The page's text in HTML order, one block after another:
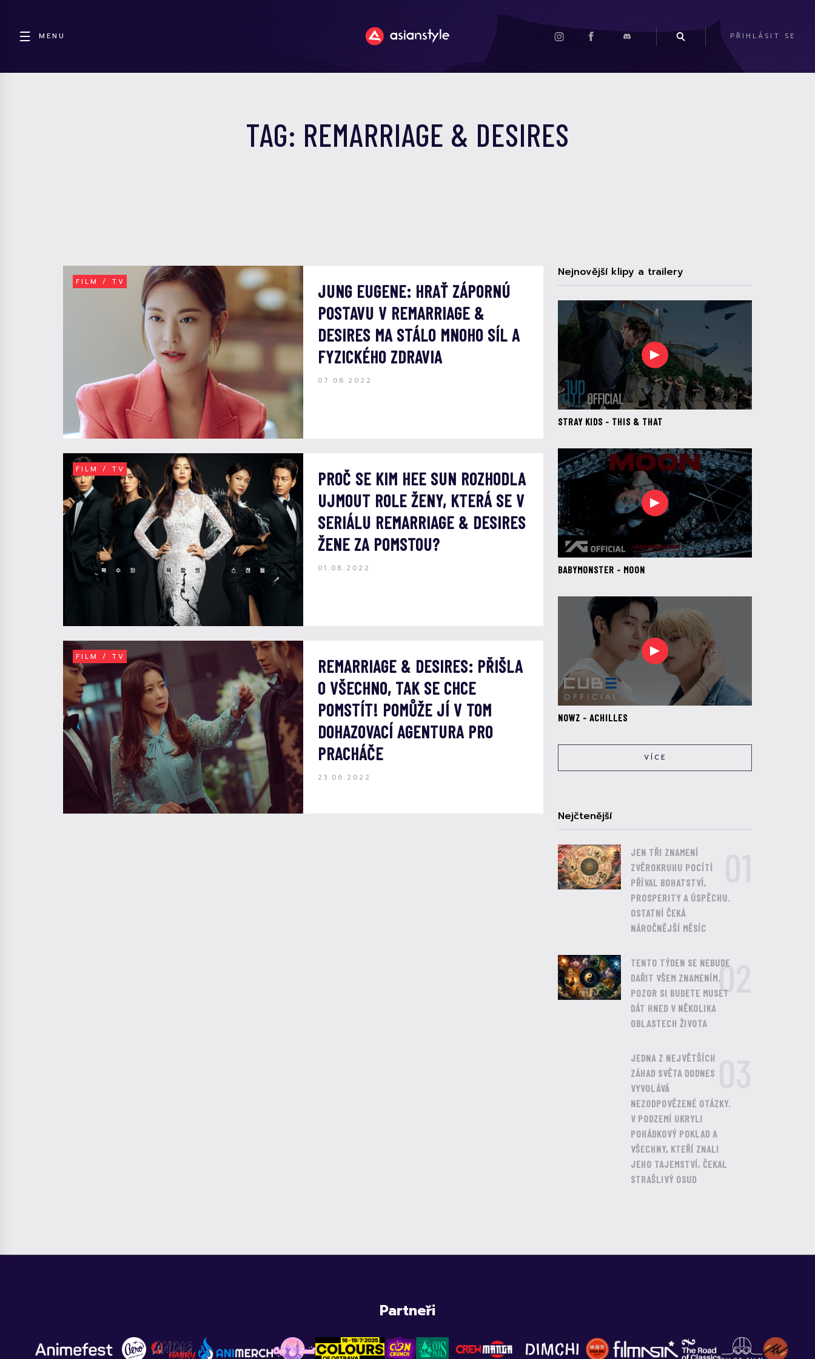
MENU PŘIHLÁSIT SE
TAG: REMARRIAGE & DESIRES
FILM / TV
JUNG EUGENE: HRAŤ ZÁPORNÚ
POSTAVU V REMARRIAGE &
DESIRES MA STÁLO MNOHO SÍL A
FYZICKÉHO ZDRAVIA
07.08.2022
FILM / TV
PROČ SE KIM HEE SUN ROZHODLA
UJMOUT ROLE ŽENY, KTERÁ SE V
SERIÁLU REMARRIAGE & DESIRES
ŽENE ZA POMSTOU?
01.08.2022
FILM / TV
REMARRIAGE & DESIRES: PŘIŠLA
O VŠECHNO, TAK SE CHCE
POMSTÍT! POMŮŽE JÍ V TOM
DOHAZOVACÍ AGENTURA PRO
PRACHÁČE
23.06.2022
Nejnovější klipy a trailery
STRAY KIDS - THIS & THAT
BABYMONSTER - MOON
NOWZ - ACHILLES
VÍCE
Nejčtenější
JEN TŘI ZNAMENÍ
ZVĚROKRUHU POCÍTÍ
PŘÍVAL BOHATSTVÍ,
PROSPERITY A ÚSPĚCHU.
OSTATNÍ ČEKÁ
NÁROČNĚJŠÍ MĚSÍC
TENTO TÝDEN SE NEBUDE
DAŘIT VŠEM ZNAMENÍM.
POZOR SI BUDETE MUSET
DÁT HNED V NĚKOLIKA
OBLASTECH ŽIVOTA
02
JEDNA Z NEJVĚTŠÍCH
ZÁHAD SVĚTA DODNES
VYVOLÁVÁ
NEZODPOVĚZENÉ OTÁZKY.
V PODZEMÍ UKRYLI
POHÁDKOVÝ POKLAD A
VŠECHNY, KTEŘÍ ZNALI
JEHO TAJEMSTVÍ, ČEKAL
STRAŠLIVÝ OSUD
Partneři